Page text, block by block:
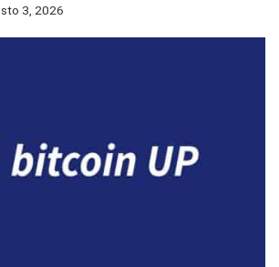
3, 2026